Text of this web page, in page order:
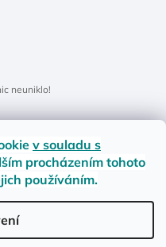
v souladu s
procházením tohoto
používáním.
neuniklo!
nebo reklamaci?
osobních údajů